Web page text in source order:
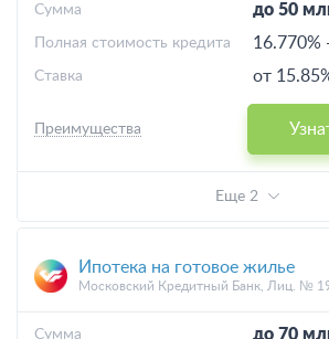
до 50
Cумма
16.770%
Полная стоимость кредита
от
Ставка
Преимущества
Еще 2
Ипотека на готовое жилье
Московский Кредитный Банк, Лиц. №
до 70
Cумма